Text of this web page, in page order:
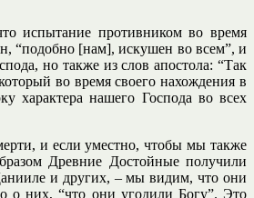
испытание противником во время
“подобно [нам], искушен во всем”, и
но также из слов апостола: “Так
во время своего нахождения в
характера нашего Господа во всех
и если уместно, чтобы мы также
Древние Достойные получили
и других, – мы видим, что они
о них, “что они угодили Богу”. Это